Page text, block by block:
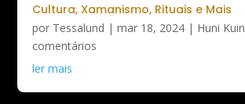
Cultura, Xamanismo, Rituais e Mais
por Tessalund |mar 18, 2024 | Huni Kuin
comentários
ler mais